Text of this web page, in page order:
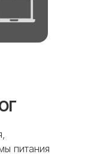
питания